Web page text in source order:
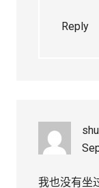
Reply
我也没有坐